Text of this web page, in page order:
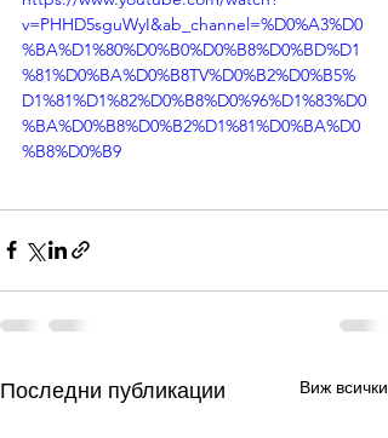
v=PHHD5sguWyI&ab_channel=%D0%A3%D0
%BA%D1%80%D0%B0%D0%B8%D0%BD%D1
%81%D0%BA%D0%B8TV%D0%B2%D0%B5%
D1%81%D1%82%D0%B8%D0%96%D1%83%D0
%BA%D0%B8%D0%B2%D1%81%D0%BA%D0
%B8%D0%B9
Последни публикации Виж всички